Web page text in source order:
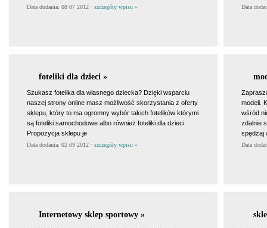
Data dodania: 08 07 2012 · szczegóły wpisu » Data
foteliki dla dzieci »
Szukasz fotelika dla własnego dziecka? Dzięki wsparciu
naszej strony online masz możliwość skorzystania z oferty
sklepu, który to ma ogromny wybór takich fotelików którymi
są foteliki samochodowe albo również foteliki dla dzieci.
Propozycja sklepu je
Data dodania: 02 09 2012 · szczegóły wpisu »
modeli.
wśród
zdalnie
spędzaj
Data
Internetowy sklep sportowy »